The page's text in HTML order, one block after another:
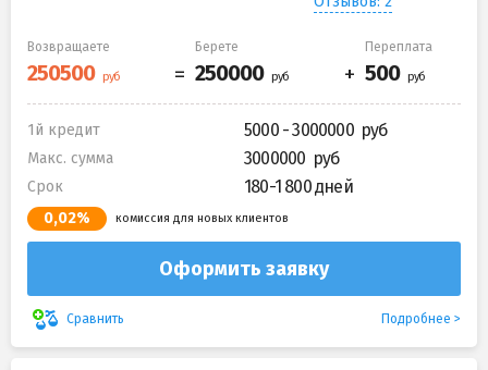
Возвращаете Берете Переплата
1й кредит 5000 - 3000000
Макс. сумма 3000000
Срок 180-1 800 дней
0,02% комиссия для новых клиентов
Оформить заявку
Сравнить Подробнее